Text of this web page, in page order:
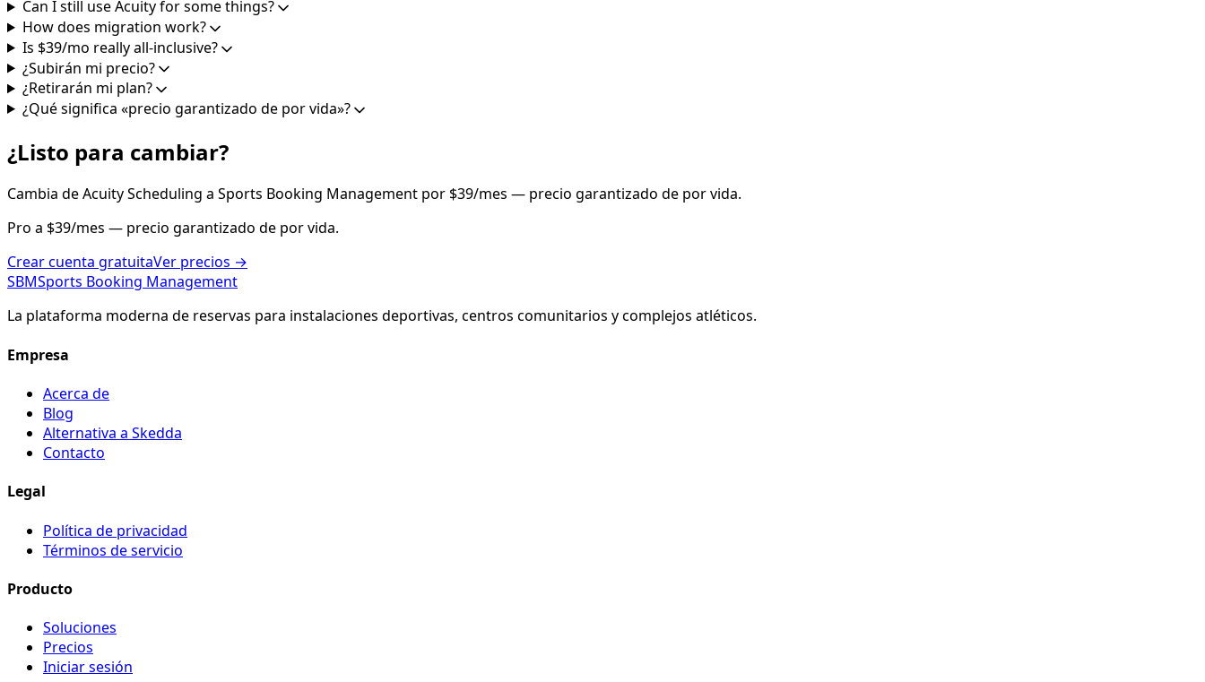
Can I still use Acuity for some things?
How does migration work?
Is $39/mo really all-inclusive?
¿Subirán mi precio?
¿Retirarán mi plan?
¿Qué significa «precio garantizado de por vida»?
¿Listo para cambiar?
Cambia de Acuity Scheduling a Sports Booking Management por $39/mes — precio garantizado de por vida.
Pro a $39/mes — precio garantizado de por vida.
Crear cuenta gratuitaVer precios →
SBMSports Booking Management
La plataforma moderna de reservas para instalaciones deportivas, centros comunitarios y complejos atléticos.
Empresa
Acerca de
Blog
Alternativa a Skedda
Contacto
Legal
Política de privacidad
Términos de servicio
Producto
Soluciones
Precios
Iniciar sesión